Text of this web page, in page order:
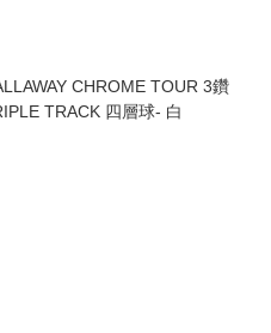
CHROME TOUR 3鑽
TRACK 四層球- 白